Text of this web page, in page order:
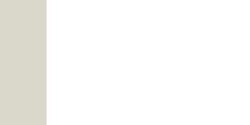
– Hatte die
– Nein, die Gläser
– Und was hat sich